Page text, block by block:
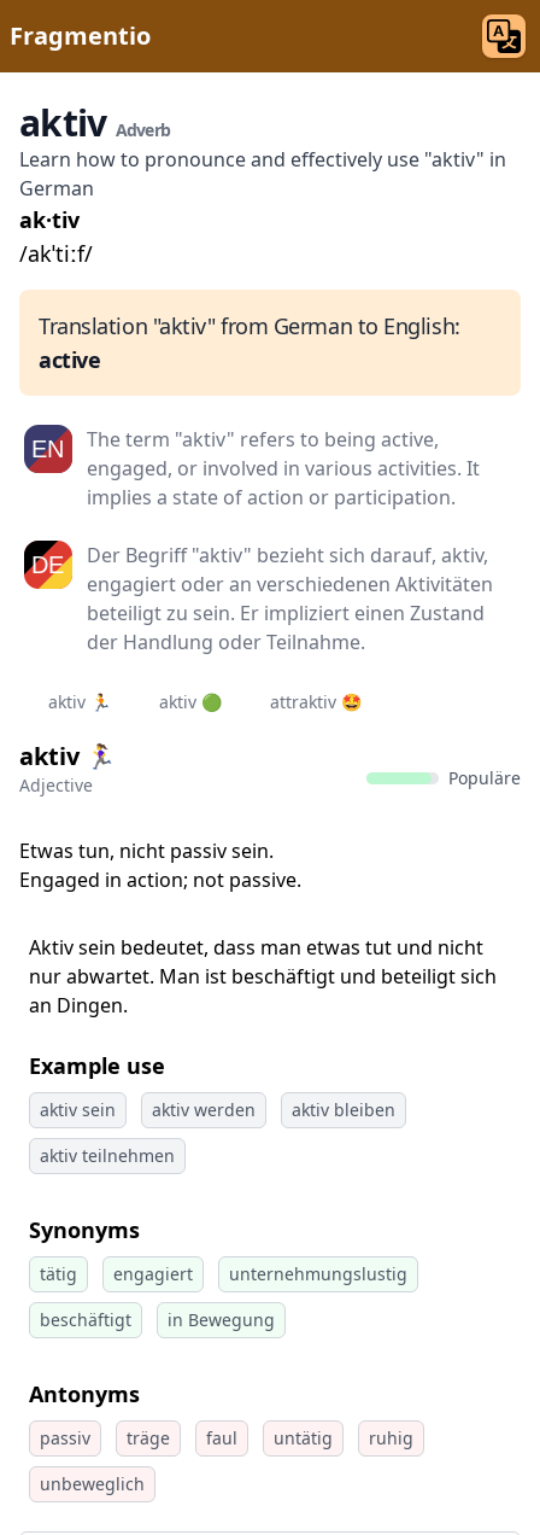
Fragmentio
aktiv Adverb
Learn how to pronounce and effectively use "aktiv" in
German
ak·tiv
/akˈtiːf/
Translation "aktiv" from German to English:
active
The term "aktiv" refers to being active,
engaged, or involved in various activities. It
implies a state of action or participation.
Der Begriff "aktiv" bezieht sich darauf, aktiv,
engagiert oder an verschiedenen Aktivitäten
beteiligt zu sein. Er impliziert einen Zustand
der Handlung oder Teilnahme.
aktiv 🏃‍ aktiv 🟢 attraktiv 🤩
aktiv 🏃‍♀
Adjective Populäre
Etwas tun, nicht passiv sein.
Engaged in action; not passive.
Aktiv sein bedeutet, dass man etwas tut und nicht
nur abwartet. Man ist beschäftigt und beteiligt sich
an Dingen.
Example use
aktiv sein aktiv werden
aktiv bleiben
aktiv teilnehmen
Synonyms
tätig engagiert
unternehmungslustig
beschäftigt
in Bewegung
Antonyms
passiv träge faul untätig
ruhig
unbeweglich